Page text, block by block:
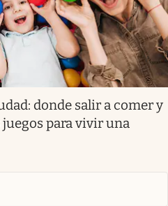
donde salir a comer y
para vivir una